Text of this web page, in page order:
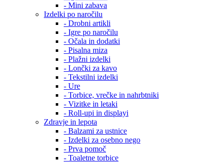
- Mini zabava
Izdelki po naročilu
- Drobni artikli
- Igre po naročilu
- Očala in dodatki
- Pisalna miza
- Plažni izdelki
- Lončki za kavo
- Tekstilni izdelki
- Ure
- Torbice, vrečke in nahrbtniki
- Vizitke in letaki
- Roll-upi in displayi
Zdravje in lepota
- Balzami za ustnice
- Izdelki za osebno nego
- Prva pomoč
- Toaletne torbice